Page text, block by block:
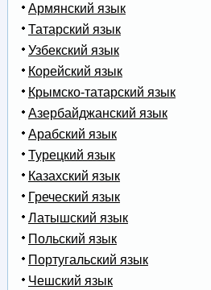
Армянский язык
Татарский язык
Узбекский язык
Корейский язык
Крымско-татарский язык
Азербайджанский язык
Арабский язык
Турецкий язык
Казахский язык
Греческий язык
Латышский язык
Польский язык
Португальский язык
Чешский язык